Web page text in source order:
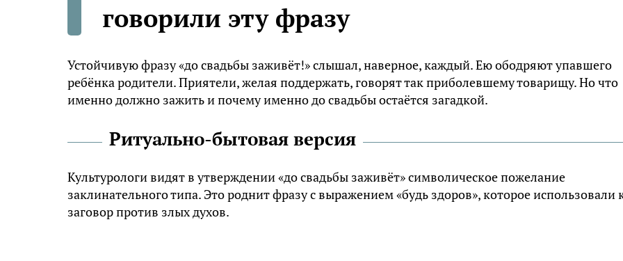
говорили эту фразу
Устойчивую фразу «до свадьбы заживёт!» слышал, наверное, каждый. Ею ободряют упавшего
ребёнка родители. Приятели, желая поддержать, говорят так приболевшему товарищу. Но что
именно должно зажить и почему именно до свадьбы остаётся загадкой.
Ритуально-бытовая версия
Культурологи видят в утверждении «до свадьбы заживёт» символическое пожелание
заклинательного типа. Это роднит фразу с выражением «будь здоров», которое использовали
заговор против злых духов.